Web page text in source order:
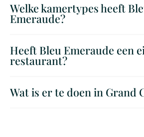
Welke kamertypes heeft
Emeraude?
Heeft Bleu Emeraude een
restaurant?
Wat is er te doen in Grand